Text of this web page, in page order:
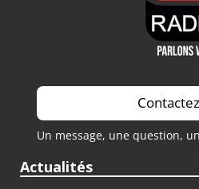
Un message, une question,
Actualités